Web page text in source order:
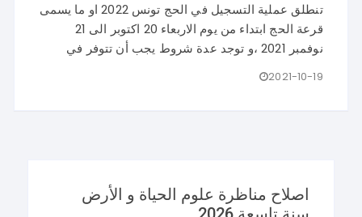
تنطلق عملية التسجيل في الحج تونس 2022 او ما يسمى
قرعة الحج ابتداء من يوم الاربعاء 20 اكتوبر الى 21
نوفمبر 2021 ،و توجد عدة شروط يجب أن تتوفر في
2021-10-19
اصلاح مناظرة علوم الحياة و الأرض